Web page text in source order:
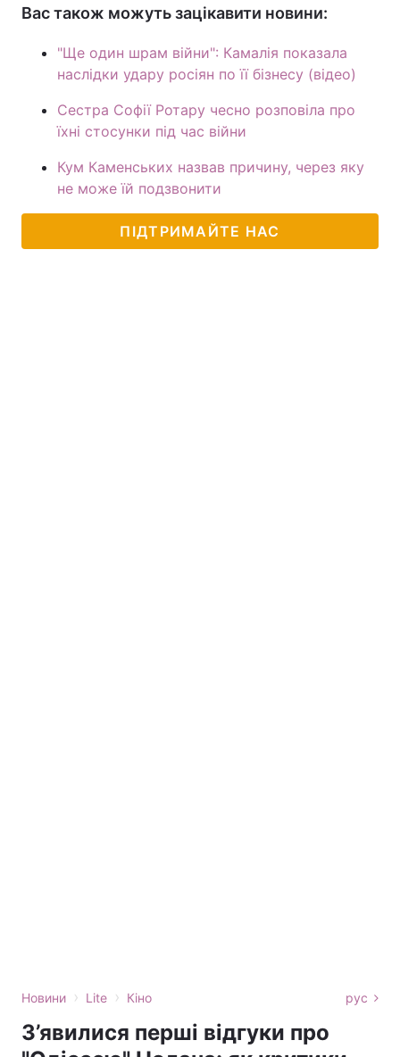
Вас також можуть зацікавити новини:
"Ще один шрам війни": Камалія показала
наслідки удару росіян по її бізнесу (відео)
Сестра Софії Ротару чесно розповіла про
їхні стосунки під час війни
Кум Каменських назвав причину, через яку
не може їй подзвонити
ПІДТРИМАЙТЕ НАС
Новини › Lite › Кіно рус
З’явилися перші відгуки про